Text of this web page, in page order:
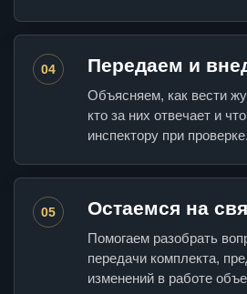
04 Передаем и
Объясняем, как вести
кто за них отвечает и
инспектору при проверке.
05 Остаемся на
Помогаем разобрать
передачи комплекта,
изменений в работе